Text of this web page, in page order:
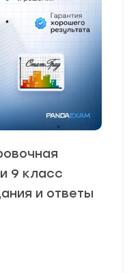
9 класс
и ответы